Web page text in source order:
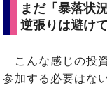
まだ「暴落状
逆張りは避け
こんな感じの投
参加する必要はな